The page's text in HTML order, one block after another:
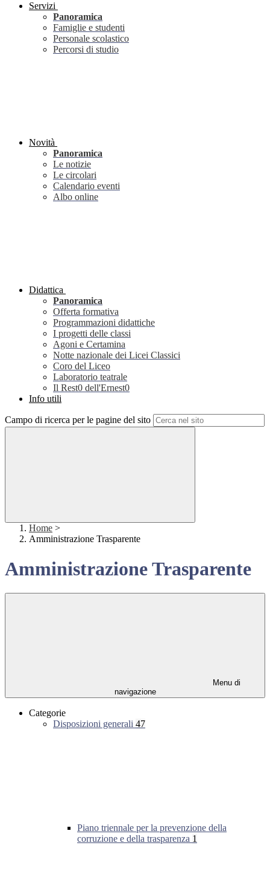
Servizi
Panoramica
Famiglie e studenti
Personale scolastico
Percorsi di studio
Novità
Panoramica
Le notizie
Le circolari
Calendario eventi
Albo online
Didattica
Panoramica
Offerta formativa
Programmazioni didattiche
I progetti delle classi
Agoni e Certamina
Notte nazionale dei Licei Classici
Coro del Liceo
Laboratorio teatrale
Il Rest0 dell'Ernest0
Info utili
Campo di ricerca per le pagine del sito
Home >
Amministrazione Trasparente
Amministrazione Trasparente
Menu di
navigazione
Categorie
Disposizioni generali 47
Piano triennale per la prevenzione della
corruzione e della trasparenza 1